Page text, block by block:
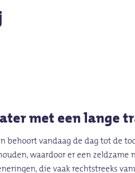
met een lange
vandaag de dag tot de
waardoor er een
die vaak rechtstreeks